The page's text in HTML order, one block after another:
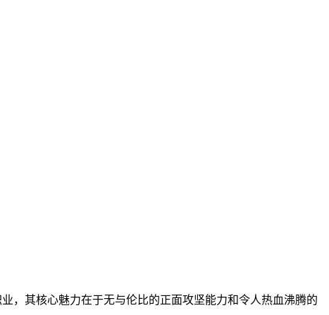
，其核心魅力在于无与伦比的正面攻坚能力和令人热血沸腾的